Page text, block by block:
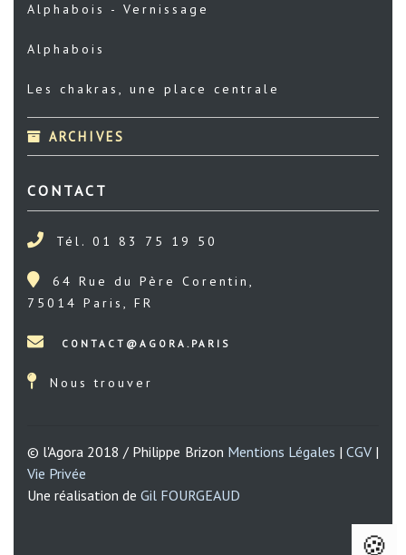
Alphabois - Vernissage
Alphabois
Les chakras, une place centrale
ARCHIVES
CONTACT
Tél. 01 83 75 19 50
64 Rue du Père Corentin,
75014 Paris, FR
Nous trouver
© l'Agora 2018 / Philippe Brizon Mentions Légales | CGV|
Vie Privée
Une réalisation de Gil FOURGEAUD
🍪